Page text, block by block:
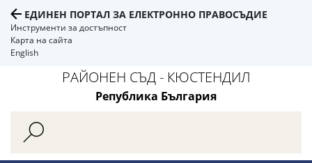
ЕДИНЕН ПОРТАЛ ЗА ЕЛЕКТРОННО ПРАВОСЪДИЕ
Инструменти за достъпност
Карта на сайта
English
РАЙОНЕН СЪД - КЮСТЕНДИЛ
Република България